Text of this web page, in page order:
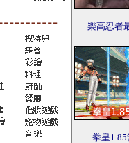
樂高忍者
拳皇1.85